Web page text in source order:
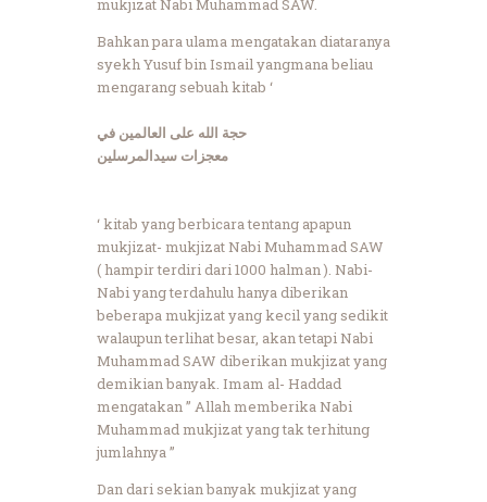
mukjizat Nabi Muhammad SAW.
Bahkan para ulama mengatakan diataranya
syekh Yusuf bin Ismail yangmana beliau
mengarang sebuah kitab ‘
حجة الله على العالمين في
معجزات سيدالمرسلين
‘ kitab yang berbicara tentang apapun
mukjizat- mukjizat Nabi Muhammad SAW
( hampir terdiri dari 1000 halman ). Nabi-
Nabi yang terdahulu hanya diberikan
beberapa mukjizat yang kecil yang sedikit
walaupun terlihat besar, akan tetapi Nabi
Muhammad SAW diberikan mukjizat yang
demikian banyak. Imam al- Haddad
mengatakan ” Allah memberika Nabi
Muhammad mukjizat yang tak terhitung
jumlahnya ”
Dan dari sekian banyak mukjizat yang